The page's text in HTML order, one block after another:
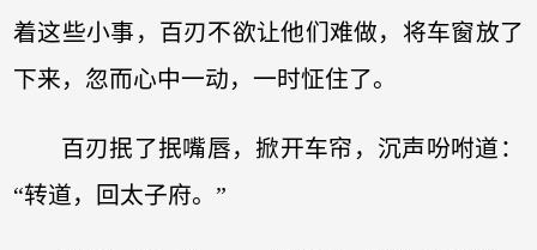
着这些小事，百刃不欲让他们难做，将车窗放了
下来，忽而心中一动，一时怔住了。
百刃抿了抿嘴唇，掀开车帘，沉声吩咐道：
“转道，回太子府。”